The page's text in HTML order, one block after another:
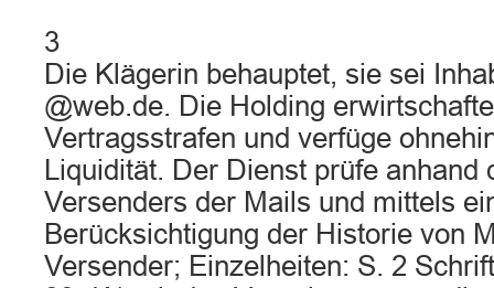
3
Die Klägerin behauptet, sie sei
@web.de. Die Holding
Vertragsstrafen und verfüge
Liquidität. Der Dienst prüfe anhand
Versenders der Mails und mittels
Berücksichtigung der Historie von
Versender; Einzelheiten: S. 2